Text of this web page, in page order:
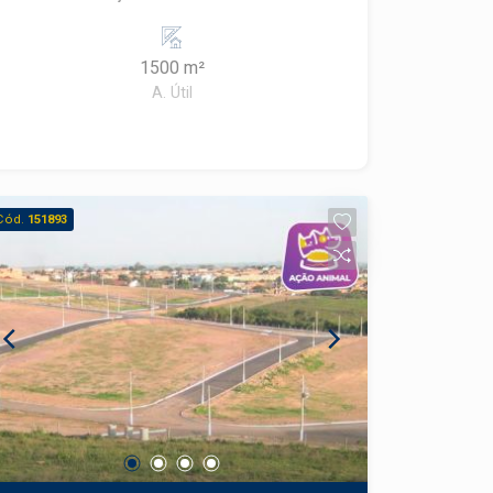
1500 m²
A. Útil
151893